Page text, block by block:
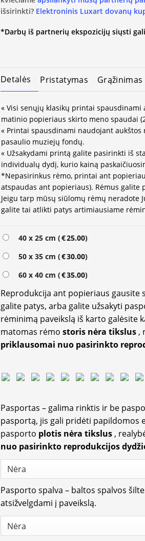
išsirinkti? Elektroninis Luxart dovanų
*Darbų iš partnerių ekspozicijų siųsti
Detalės Pristatymas Grąžinimas
« Visi senųjų klasikų printai spausdinami
matinio popieriaus skirto meno spaudai
« Printai spausdinami naudojant
pasaulio muziejų fondų.
« Užsakydami printą galite pasirinkti iš
individualų dydį, kurio kainą
*Nepasirinkus rėmo, printai ant
atspaudas ant popieriaus). Rėmus
Jeigu tarp mūsų siūlomų rėmų neradote
galite tai atlikti patys artimiausiame
40 x 25 cm (€25.00)
50 x 35 cm (€30.00)
60 x 40 cm (€35.00)
Reprodukcija ant popieriaus
galite patys, arba galite užsakyti
rėminimą paveikslą iš karto galėsite
matomas rėmo storis nėra tikslus ,
priklausomai nuo pasirinkto
Pasportas – galima rinktis ir be
pasportą, jis gali pridėti papildomos
pasporto plotis nėra tikslus ,
nuo pasirinkto reprodukcijos
Pasporto spalva – baltos spalvos
atsižvelgdami į paveikslą.
Alternative: